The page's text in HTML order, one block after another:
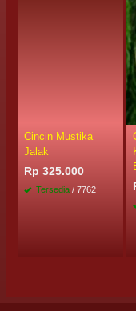
Cincin Mustika
Jalak
Rp 325.000
Tersedia / 7762